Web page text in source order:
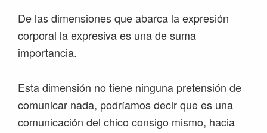
De las dimensiones que abarca la expresión
corporal la expresiva es una de suma
importancia.
Esta dimensión no tiene ninguna pretensión de
comunicar nada, podríamos decir que es una
comunicación del chico consigo mismo, hacia